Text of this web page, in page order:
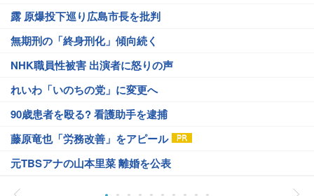
露 原爆投下巡り広島市長を批判
無期刑の「終身刑化」傾向続く
NHK職員性被害 出演者に怒りの声
れいわ「いのちの党」に変更へ
90歳患者を殴る? 看護助手を逮捕
藤原竜也「労務改善」をアピール
元TBSアナの山本里菜 離婚を公表